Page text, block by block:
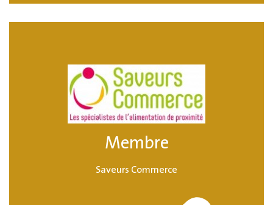
Membre
Saveurs Commerce